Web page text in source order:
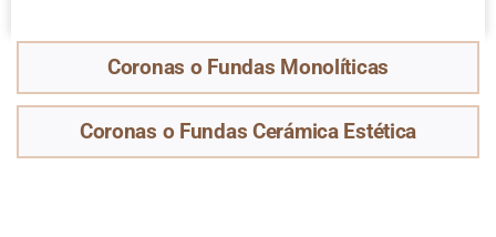
Coronas o Fundas Monolíticas
Coronas o Fundas Cerámica Estética